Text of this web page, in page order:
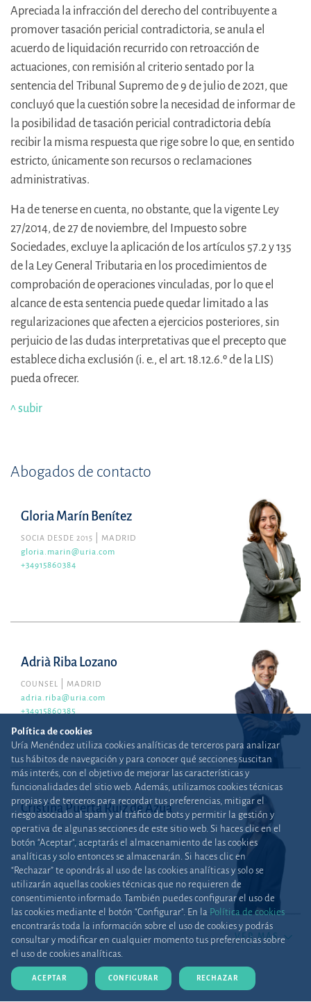
Apreciada la infracción del derecho del contribuyente a
promover tasación pericial contradictoria, se anula el
acuerdo de liquidación recurrido con retroacción de
actuaciones, con remisión al criterio sentado por la
sentencia del Tribunal Supremo de 9 de julio de 2021, que
concluyó que la cuestión sobre la necesidad de informar de
la posibilidad de tasación pericial contradictoria debía
recibir la misma respuesta que rige sobre lo que, en sentido
estricto, únicamente son recursos o reclamaciones
administrativas.
Ha de tenerse en cuenta, no obstante, que la vigente Ley
27/2014, de 27 de noviembre, del Impuesto sobre
Sociedades, excluye la aplicación de los artículos 57.2 y 135
de la Ley General Tributaria en los procedimientos de
comprobación de operaciones vinculadas, por lo que el
alcance de esta sentencia puede quedar limitado a las
regularizaciones que afecten a ejercicios posteriores, sin
perjuicio de las dudas interpretativas que el precepto que
establece dicha exclusión (i. e., el art. 18.12.6.º de la LIS)
pueda ofrecer.
^ subir
Abogados de contacto
Gloria Marín Benítez
SOCIA DESDE 2015
MADRID
gloria.marin@uria.com
+34915860384
Adrià Riba Lozano
COUNSEL
MADRID
adria.riba@uria.com
+34915860385
Cristina Puerta Ruiz de Azúa
COUNSEL
BILBAO
cristina.puerta@uria.com
+34944794992
VER MÁS
Política de cookies
Uría Menéndez utiliza cookies analíticas de terceros para analizar
tus hábitos de navegación y para conocer qué secciones suscitan
más interés, con el objetivo de mejorar las características y
funcionalidades del sitio web. Además, utilizamos cookies técnicas
propias y de terceros para recordar tus preferencias, mitigar el
riesgo asociado al spam y al tráfico de bots y permitir la gestión y
operativa de algunas secciones de este sitio web. Si haces clic en el
botón "Aceptar", aceptarás el almacenamiento de las cookies
analíticas y solo entonces se almacenarán. Si haces clic en
“Rechazar” te opondrás al uso de las cookies analíticas y solo se
utilizarán aquellas cookies técnicas que no requieren de
consentimiento informado. También puedes configurar el uso de
las cookies mediante el botón "Configurar". En la Política de cookies
encontrarás toda la información sobre el uso de cookies y podrás
consultar y modificar en cualquier momento tus preferencias sobre
el uso de cookies analíticas.
ACEPTAR CONFIGURAR RECHAZAR